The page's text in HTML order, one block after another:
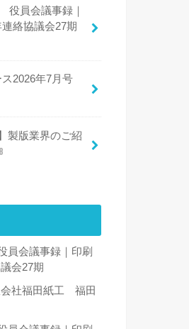
役員会議事録｜
絡協議会27期
2026年7月号
製版業界のご紹
員会議事録｜印刷
会27期
社福田紙工 福田